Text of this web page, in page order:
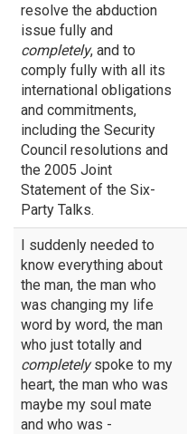
resolve the abduction
issue fully and
completely, and to
comply fully with all its
international obligations
and commitments,
including the Security
Council resolutions and
the 2005 Joint
Statement of the Six-
Party Talks.
I suddenly needed to
know everything about
the man, the man who
was changing my life
word by word, the man
who just totally and
completelyspoke to my
heart, the man who was
maybe my soul mate
and who was -